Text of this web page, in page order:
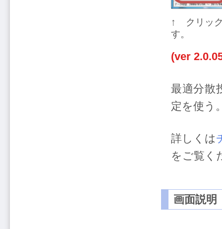
↑ クリック
す。
(ver
最適分散
定を使う
詳しくは
をご覧く
画面説明